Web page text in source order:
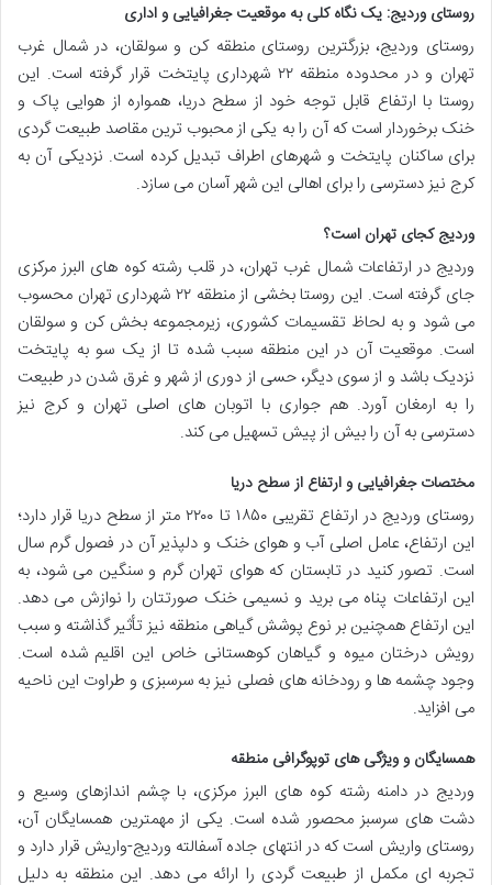
روستای وردیج: یک نگاه کلی به موقعیت جغرافیایی و اداری
روستای وردیج، بزرگترین روستای منطقه کن و سولقان، در شمال غرب
تهران و در محدوده منطقه ۲۲ شهرداری پایتخت قرار گرفته است. این
روستا با ارتفاع قابل توجه خود از سطح دریا، همواره از هوایی پاک و
خنک برخوردار است که آن را به یکی از محبوب ترین مقاصد طبیعت گردی
برای ساکنان پایتخت و شهرهای اطراف تبدیل کرده است. نزدیکی آن به
کرج نیز دسترسی را برای اهالی این شهر آسان می سازد.
وردیج کجای تهران است؟
وردیج در ارتفاعات شمال غرب تهران، در قلب رشته کوه های البرز مرکزی
جای گرفته است. این روستا بخشی از منطقه ۲۲ شهرداری تهران محسوب
می شود و به لحاظ تقسیمات کشوری، زیرمجموعه بخش کن و سولقان
است. موقعیت آن در این منطقه سبب شده تا از یک سو به پایتخت
نزدیک باشد و از سوی دیگر، حسی از دوری از شهر و غرق شدن در طبیعت
را به ارمغان آورد. هم جواری با اتوبان های اصلی تهران و کرج نیز
دسترسی به آن را بیش از پیش تسهیل می کند.
مختصات جغرافیایی و ارتفاع از سطح دریا
روستای وردیج در ارتفاع تقریبی ۱۸۵۰ تا ۲۲۰۰ متر از سطح دریا قرار دارد؛
این ارتفاع، عامل اصلی آب و هوای خنک و دلپذیر آن در فصول گرم سال
است. تصور کنید در تابستان که هوای تهران گرم و سنگین می شود، به
این ارتفاعات پناه می برید و نسیمی خنک صورتتان را نوازش می دهد.
این ارتفاع همچنین بر نوع پوشش گیاهی منطقه نیز تأثیر گذاشته و سبب
رویش درختان میوه و گیاهان کوهستانی خاص این اقلیم شده است.
وجود چشمه ها و رودخانه های فصلی نیز به سرسبزی و طراوت این ناحیه
می افزاید.
همسایگان و ویژگی های توپوگرافی منطقه
وردیج در دامنه رشته کوه های البرز مرکزی، با چشم اندازهای وسیع و
دشت های سرسبز محصور شده است. یکی از مهمترین همسایگان آن،
روستای واریش است که در انتهای جاده آسفالته وردیج-واریش قرار دارد و
تجربه ای مکمل از طبیعت گردی را ارائه می دهد. این منطقه به دلیل